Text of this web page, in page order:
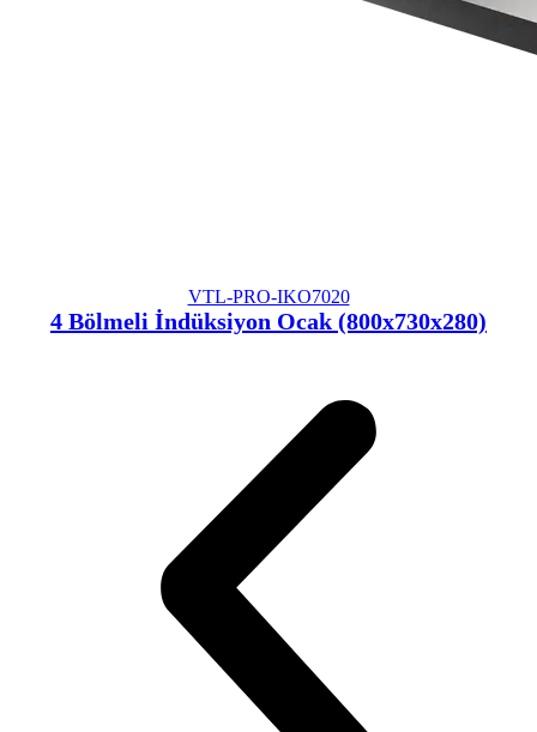
VTL-PRO-IKO7020
4 Bölmeli İndüksiyon Ocak (800x730x280)